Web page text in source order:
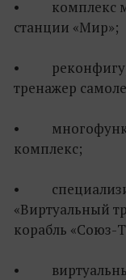
• комплекс
станции «Мир»;
•
тренажер
•
комплекс;
•
«Виртуальный
корабль «Союз-
•